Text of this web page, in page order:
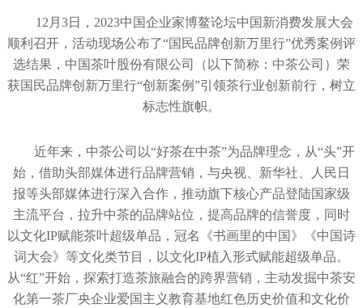
12月3日，2023中国企业家博鳌论坛中国新消费发展大会
顺利召开，活动现场公布了“国民品牌创新万里行”优秀案例评
选结果，中国茶叶股份有限公司（以下简称：中茶公司）荣
获国民品牌创新万里行“创新案例”引领茶行业创新前行，树立
标志性旗帜。
近年来，中茶公司以“好茶在中茶”为品牌理念，从“头”开
始，借助头部媒体进行品牌营销，与央视、新华社、人民日
报等头部媒体进行深入合作，推动旗下核心产品登陆国家级
主流平台，拉升中茶的品牌站位，提高品牌的信誉度，同时
以文化IP赋能茶叶超级单品，冠名《书画里的中国》《中国诗
词大会》等文化类节目，以文化IP植入形式赋能超级单品。
从“红”开始，探索打造茶旅融合的跨界营销，主动发掘中茶安
化第一茶厂央企业爱国主义教育基地红色历史价值和文化价